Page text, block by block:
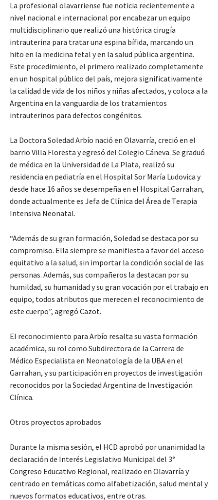
La profesional olavarriense fue noticia recientemente a
nivel nacional e internacional por encabezar un equipo
multidisciplinario que realizó una histórica cirugía
intrauterina para tratar una espina bífida, marcando un
hito en la medicina fetal y en la salud pública argentina.
Este procedimiento, el primero realizado completamente
en un hospital público del país, mejora significativamente
la calidad de vida de los niños y niñas afectados, y coloca a la
Argentina en la vanguardia de los tratamientos
intrauterinos para defectos congénitos.
La Doctora Soledad Arbío nació en Olavarría, creció en el
barrio Villa Floresta y egresó del Colegio Cáneva. Se graduó
de médica en la Universidad de La Plata, realizó su
residencia en pediatría en el Hospital Sor María Ludovica y
desde hace 16 años se desempeña en el Hospital Garrahan,
donde actualmente es Jefa de Clínica del Área de Terapia
Intensiva Neonatal.
“Además de su gran formación, Soledad se destaca por su
compromiso. Ella siempre se manifiesta a favor del acceso
equitativo a la salud, sin importar la condición social de las
personas. Además, sus compañeros la destacan por su
humildad, su humanidad y su gran vocación por el trabajo en
equipo, todos atributos que merecen el reconocimiento de
este cuerpo”, agregó Cazot.
El reconocimiento para Arbío resalta su vasta formación
académica, su rol como Subdirectora de la Carrera de
Médico Especialista en Neonatología de la UBA en el
Garrahan, y su participación en proyectos de investigación
reconocidos por la Sociedad Argentina de Investigación
Clínica.
Otros proyectos aprobados
Durante la misma sesión, el HCD aprobó por unanimidad la
declaración de Interés Legislativo Municipal del 3°
Congreso Educativo Regional, realizado en Olavarría y
centrado en temáticas como alfabetización, salud mental y
nuevos formatos educativos, entre otras.